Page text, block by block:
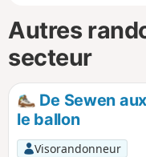
Autres
secteur
De Sewen
le ballon
Visorandonneur